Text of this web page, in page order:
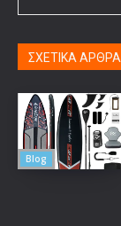
ΣΧΕΤΙΚΑ ΑΡΘΡΑ
Blog